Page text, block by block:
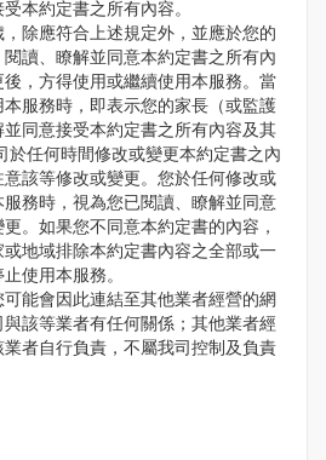
本約定書之所有內容。
除應符合上述規定外，並應於您的
讀、瞭解並同意本約定書之所有內
，方得使用或繼續使用本服務。當
服務時，即表示您的家長（或監護
並同意接受本約定書之所有內容及其
於任何時間修改或變更本約定書之內
該等修改或變更。您於任何修改或
務時，視為您已閱讀、瞭解並同意
。如果您不同意本約定書的內容，
地域排除本約定書內容之全部或一
使用本服務。
能會因此連結至其他業者經營的網
該等業者有任何關係；其他業者經
者自行負責，不屬我司控制及負責